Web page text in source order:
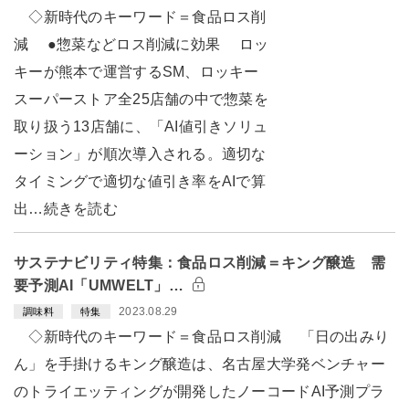
◇新時代のキーワード＝食品ロス削
減 ●惣菜などロス削減に効果 ロッ
キーが熊本で運営するSM、ロッキー
スーパーストア全25店舗の中で惣菜を
取り扱う13店舗に、「AI値引きソリュ
ーション」が順次導入される。適切な
タイミングで適切な値引き率をAIで算
出…続きを読む
サステナビリティ特集：食品ロス削減＝キング醸造 需
要予測AI「UMWELT」…
調味料 特集 2023.08.29
◇新時代のキーワード＝食品ロス削減 「日の出みり
ん」を手掛けるキング醸造は、名古屋大学発ベンチャー
のトライエッティングが開発したノーコードAI予測プラ